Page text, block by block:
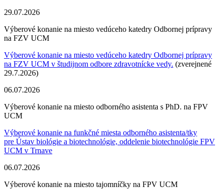
29.07.2026
Výberové konanie na miesto vedúceho katedry Odbornej prípravy
na FZV UCM
Výberové konanie na miesto vedúceho katedry Odbornej prípravy
na FZV UCM v študijnom odbore zdravotnícke vedy. (zverejnené
29.7.2026)
06.07.2026
Výberové konanie na miesto odborného asistenta s PhD. na FPV
UCM
Výberové konanie na funkčné miesta odborného asistenta/tky
pre Ústav biológie a biotechnológie, oddelenie biotechnológie FPV
UCM v Trnave
06.07.2026
Výberové konanie na miesto tajomníčky na FPV UCM